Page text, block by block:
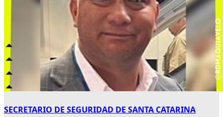
SECRETARIO DE SEGURIDAD DE SANTA CATARINA